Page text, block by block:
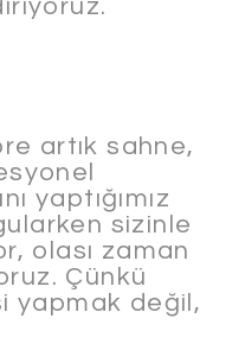
artık sahne,
yaptığımız
sizinle
olası zaman
Çünkü
yapmak değil,